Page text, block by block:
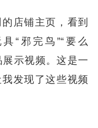
店铺主页，看到
“邪完鸟”“要么
展示视频。这是一
发现了这些视频